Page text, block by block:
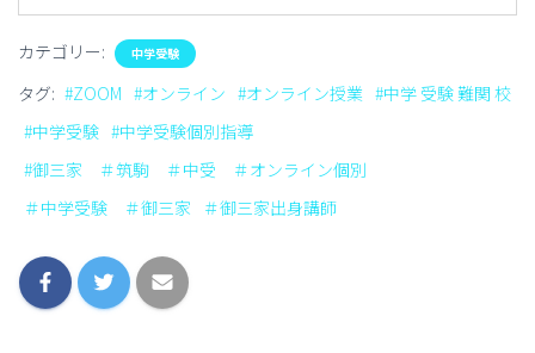
カテゴリー: 中学受験
タグ: #ZOOM #オンライン #オンライン授業 #中学 受験 難関 校
#中学受験 #中学受験個別指導
#御三家 ＃筑駒 ＃中受 ＃オンライン個別
＃中学受験 ＃御三家
＃御三家出身講師